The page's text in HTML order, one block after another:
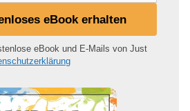
eBook erhalten
eBook und E-Mails von Just